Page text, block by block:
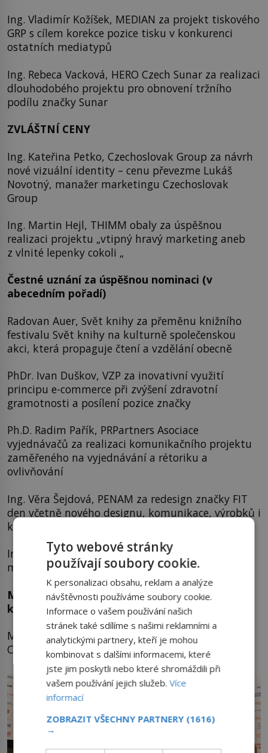
Ing. Vladimír Kožíšek, MEDIAN za projekt tiskového
GRP s cílem korekce pozice tisku v konkurenci
ostatních mediatypů
Ing. Rebeca Vacková, HERO Czech Sunar za realizaci
dlouhodobého projektu pro obnovení tržního
podílu značky Sunar
ZVLÁŠTNÍ CENY
Ing. Kateřina Petko, Czechoslovak Group za návrh
nové vizuální identity – cenu převezme Lukáš
Novotný, manažer marketingu Czechoslovak
Group
Ing. Martin Hejl, THIMM obaly za úspěšnou
realizaci projektu „vtipný hravý marketing aneb
z vlnité lepenky cokoli „
Čestné uznání za úspěšnou nominaci (v
abecedním pořadí)
Radovan Auer, Svět knihy za přeměnu knižního
festivalu Svět knihy na kulturně společenskou
akci, která propaguje čtení a vzdělání obecně
PhDr. Ivan Duškov, VZP za inovativní využití
principu e-commerce při zvýšení zdravotní
gramotnosti a posílení pozice značky
Ph.D. Radim Pařík, PRPartners Asociace
vyjednávačů za realizaci komunikačního projektu
zaměřeného na vyjednávání a rétoriku a
ovlivňování
Ing. Věra Šejdová, PENAM za redesign značky FIT
den včetně nového designu, komunikace, výrobků i
kampaně
Ing. Tomáš Richtr, Hero Czech Corny za úspěšnou
marketingovou podporu nového produktu
Michal Roud, M+H za realizaci nové
komunikační strategie
Mgr. Šuchrat Saidov, SILON za inovativní využití
CSR aktivity
Tyto webové stránky
používají soubory cookie.
K personalizaci obsahu, reklam a analýze
návštěvnosti používáme soubory cookie.
Informace o vašem používání našich
stránek také sdílíme s našimi reklamními a
analytickými partnery, kteří je mohou
kombinovat s dalšími informacemi, které
jste jim poskytli nebo které shromáždili při
vašem používání jejich služeb.Více
informací
ZOBRAZIT VŠECHNY PARTNERY (1616)
→